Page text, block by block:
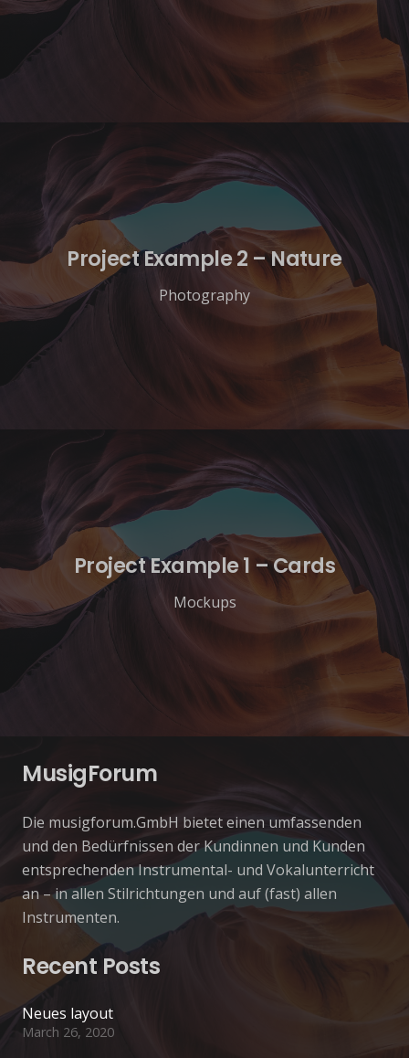
Project Example 2 – Nature
Photography
Project Example 1 – Cards
Mockups
MusigForum
Die musigforum.GmbH bietet einen umfassenden
und den Bedürfnissen der Kundinnen und Kunden
entsprechenden Instrumental- und Vokalunterricht
an – in allen Stilrichtungen und auf (fast) allen
Instrumenten.
Recent Posts
Neues layout
March 26, 2020